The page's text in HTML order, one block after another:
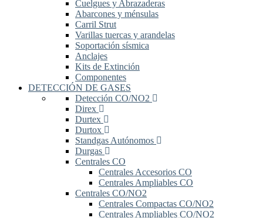
Cuelgues y Abrazaderas
Abarcones y ménsulas
Carril Strut
Varillas tuercas y arandelas
Soportación sísmica
Anclajes
Kits de Extinción
Componentes
DETECCIÓN DE GASES
Detección CO/NO2
Direx
Durtex
Durtox
Standgas Autónomos
Durgas
Centrales CO
Centrales Accesorios CO
Centrales Ampliables CO
Centrales CO/NO2
Centrales Compactas CO/NO2
Centrales Ampliables CO/NO2